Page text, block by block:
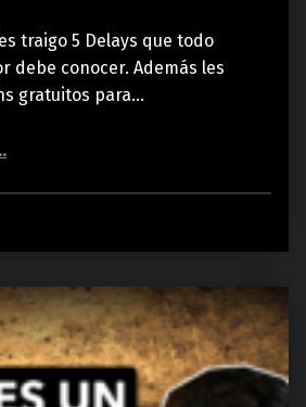
traigo 5 Delays que todo
debe conocer. Además les
gratuitos para…
que no pueden faltar en tu COLECCIÓN DE EFECTOS”